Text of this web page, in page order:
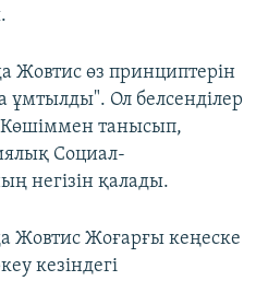
Жовтис өз принциптерін
ұмтылды". Ол белсенділер
Көшіммен танысып,
Социал-
негізін қалады.
Жовтис Жоғарғы кеңеске
кезіндегі